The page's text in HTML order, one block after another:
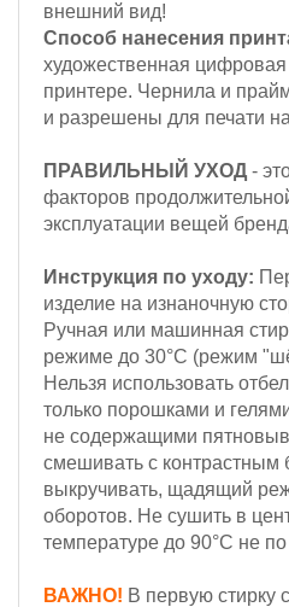
внешний вид!
Способ нанесения
художественная цифровая
принтере. Чернила и
и разрешены для печати
ПРАВИЛЬНЫЙ УХОД -
факторов
эксплуатации вещей
Инструкция по уходу:
изделие на изнаночную
Ручная или машинная
режиме до 30°С (режим
Нельзя использовать
только порошками и
не содержащими
смешивать с контрастным
выкручивать, щадящий
оборотов. Не сушить в
температуре до 90°С не по
ВАЖНО! В первую стирку